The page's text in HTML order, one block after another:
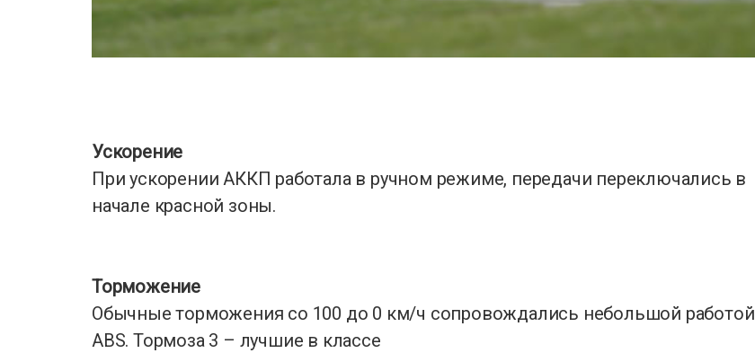
Ускорение
При ускорении АККП работала в ручном режиме, передачи переключались в
начале красной зоны.
Торможение
Обычные торможения со 100 до 0 км/ч сопровождались небольшой работой
ABS. Тормоза 3 – лучшие в классе